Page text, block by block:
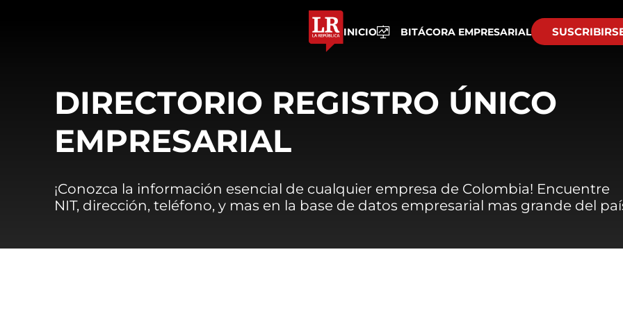
INICIO BITÁCORA EMPRESARIAL
DIRECTORIO REGISTRO ÚNICO
EMPRESARIAL
¡Conozca la información esencial de cualquier empresa de Colombia! Encuentre
NIT, dirección, teléfono, y mas en la base de datos empresarial mas grande del